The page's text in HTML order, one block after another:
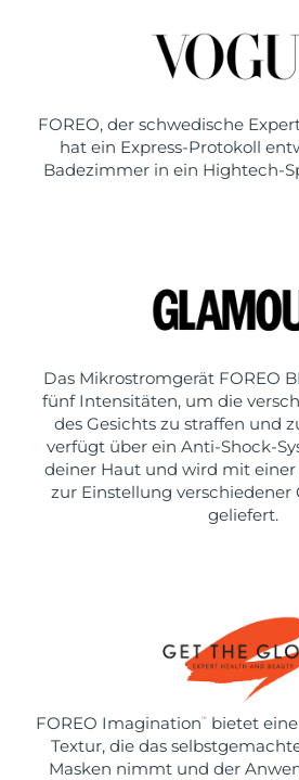
FOREO, der schwedische
hat ein Express-Protokoll
Badezimmer in ein Hightech-
Das Mikrostromgerät FOREO
fünf Intensitäten, um die
des Gesichts zu straffen und
verfügt über ein Anti-Shock-
deiner Haut und wird mit
zur Einstellung verschiedener
geliefert.
FOREO Imagination ™
bietet
Textur, die das
Masken nimmt und der